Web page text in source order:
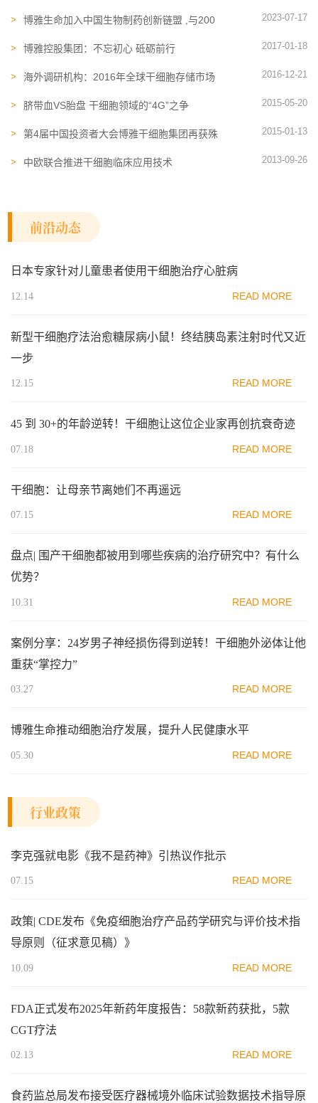
博雅生命加入中国生物制药创新链盟 ,与200
2023-07-17
博雅控股集团：不忘初心 砥砺前行 2017-01-18
海外调研机构：2016年全球干细胞存储市场
2016-12-21
脐带血VS胎盘 干细胞领域的“4G”之争 2015-05-20
第4届中国投资者大会博雅干细胞集团再获殊
2015-01-13
中欧联合推进干细胞临床应用技术 2013-09-26
前沿动态
日本专家针对儿童患者使用干细胞治疗心脏病
12.14 READ MORE
新型干细胞疗法治愈糖尿病小鼠！终结胰岛素注射时代又近
一步
12.15 READ MORE
45 到 30+的年龄逆转！干细胞让这位企业家再创抗衰奇迹
07.18 READ MORE
干细胞：让母亲节离她们不再遥远
07.15 READ MORE
盘点| 围产干细胞都被用到哪些疾病的治疗研究中？有什么
优势？
10.31 READ MORE
案例分享：24岁男子神经损伤得到逆转！干细胞外泌体让他
重获“掌控力”
03.27 READ MORE
博雅生命推动细胞治疗发展，提升人民健康水平
05.30 READ MORE
行业政策
李克强就电影《我不是药神》引热议作批示
07.15 READ MORE
政策| CDE发布《免疫细胞治疗产品药学研究与评价技术指
导原则（征求意见稿）》
10.09 READ MORE
FDA正式发布2025年新药年度报告：58款新药获批，5款
CGT疗法
02.13 READ MORE
食药监总局发布接受医疗器械境外临床试验数据技术指导原